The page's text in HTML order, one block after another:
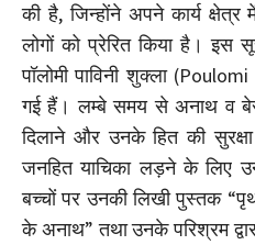
की है, जिन्होंने अपने कार्य क्षेत्र
लोगों को प्रेरित किया है।
पॉलोमी पाविनी शुक्ला
गई हैं। लम्बे समय से अनाथ व
दिलाने और उनके हित की
जनहित याचिका लड़ने के लिए
बच्चों पर उनकी लिखी पुस्तक
के अनाथ” तथा उनके परिश्रम